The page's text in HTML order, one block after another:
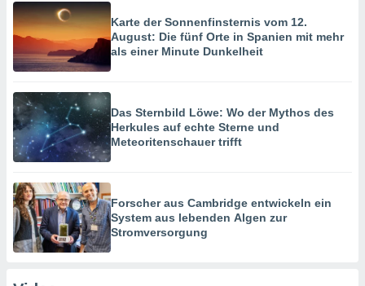
Karte der Sonnenfinsternis vom 12.
August: Die fünf Orte in Spanien mit mehr
als einer Minute Dunkelheit
Das Sternbild Löwe: Wo der Mythos des
Herkules auf echte Sterne und
Meteoritenschauer trifft
Forscher aus Cambridge entwickeln ein
System aus lebenden Algen zur
Stromversorgung